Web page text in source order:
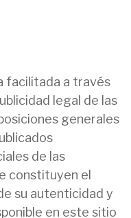
facilitada a través
legal de las
generales
de las
constituyen el
su autenticidad y
en este sitio